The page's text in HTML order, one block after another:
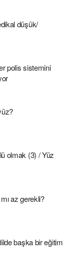
düşük/
polis sistemini
olmak (3) / Yüz
az gerekli?
başka bir eğitim